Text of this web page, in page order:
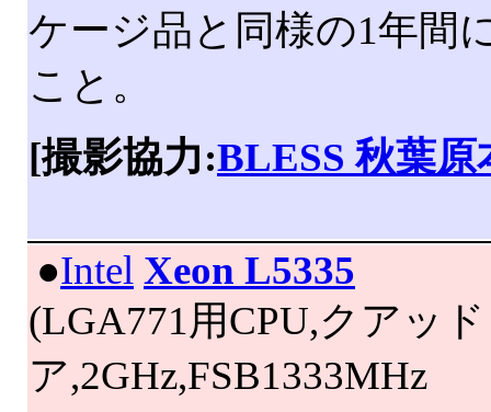
ケージ品と同様の1年間
こと。
[撮影協力:BLESS 秋葉原
●Intel Xeon L5335
(LGA771用CPU,クアッ
ア,2GHz,FSB1333MHz